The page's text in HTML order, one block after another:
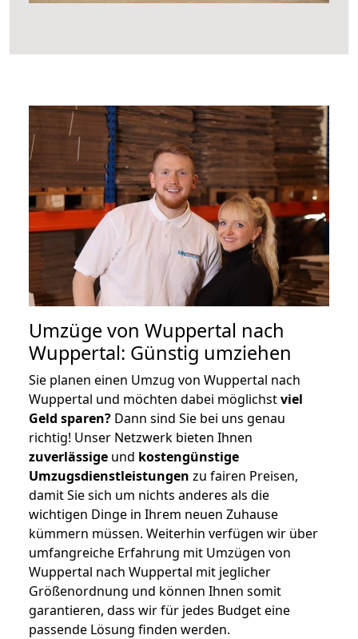
Umzüge von Wuppertal nach
Wuppertal: Günstig umziehen
Sie planen einen Umzug von Wuppertal nach
Wuppertal und möchten dabei möglichstviel
Geld sparen? Dann sind Sie bei uns genau
richtig! Unser Netzwerk bieten Ihnen
zuverlässige und kostengünstige
Umzugsdienstleistungen zu fairen Preisen,
damit Sie sich um nichts anderes als die
wichtigen Dinge in Ihrem neuen Zuhause
kümmern müssen. Weiterhin verfügen wir über
umfangreiche Erfahrung mit Umzügen von
Wuppertal nach Wuppertal mit jeglicher
Größenordnung und können Ihnen somit
garantieren, dass wir für jedes Budget eine
passende Lösung finden werden.